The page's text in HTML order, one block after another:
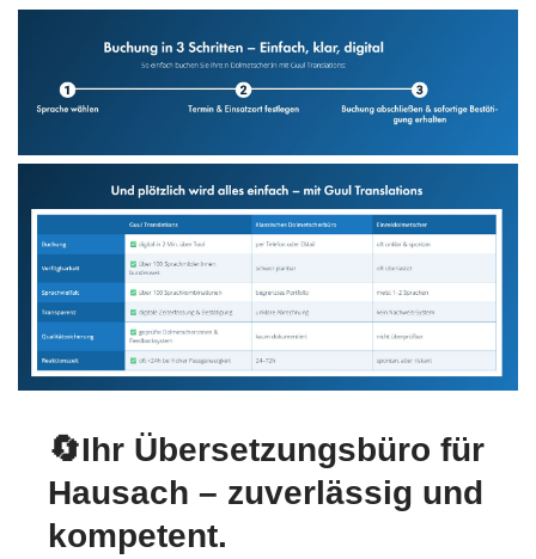
🔄Ihr Übersetzungsbüro für
Hausach – zuverlässig und
kompetent.